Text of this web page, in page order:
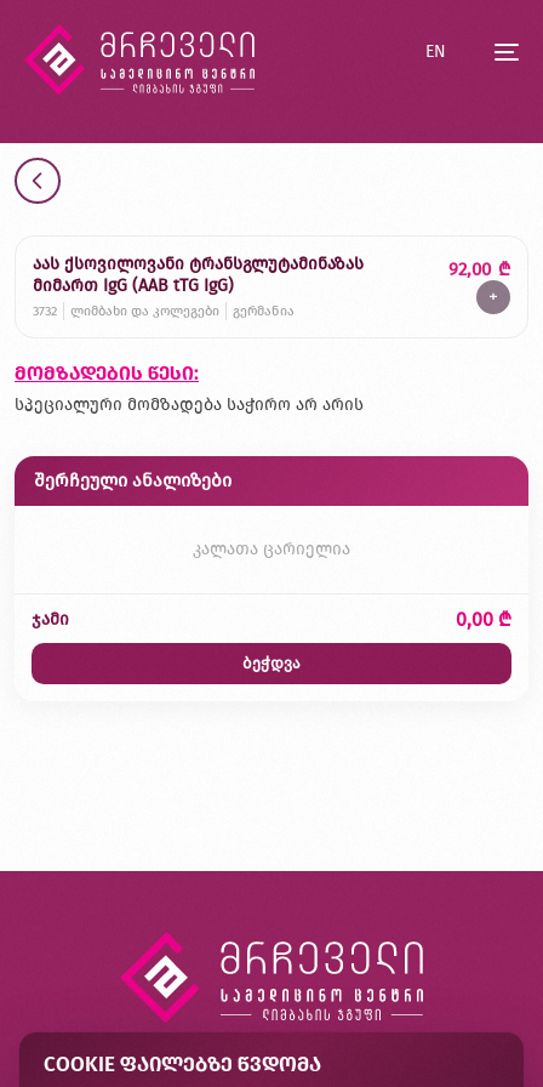
EN
აას ქსოვილოვანი ტრანსგლუტამინაზას
მიმართ IgG (AAB tTG IgG)
3732 ლიმბახი და კოლეგები გერმანია
92,00 ₾
+
მომზადების წესი:
სპეციალური მომზადება საჭირო არ არის
შერჩეული ანალიზები
კალათა ცარიელია
ჯამი 0,00 ₾
ბეჭდვა
COOKIE ᲤᲐᲘᲚᲔᲑᲖᲔ ᲬᲕᲓᲝᲛᲐ